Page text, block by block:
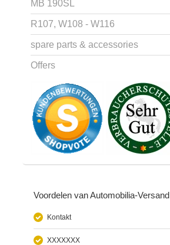
MB 190SL
R107, W108 - W116
spare parts & accessories
Offers
Voordelen van Automobilia-Versand
Kontakt
XXXXXXX